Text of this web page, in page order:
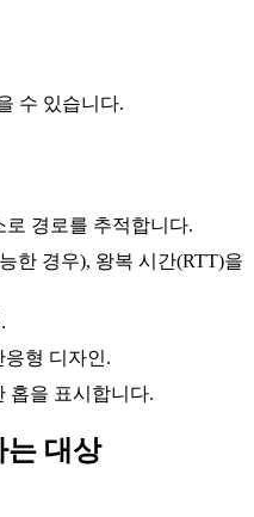
수 있습니다.
로 경로를 추적합니다.
한 경우), 왕복 시간(RTT)을
응형 디자인.
홉을 표시합니다.
는 대상